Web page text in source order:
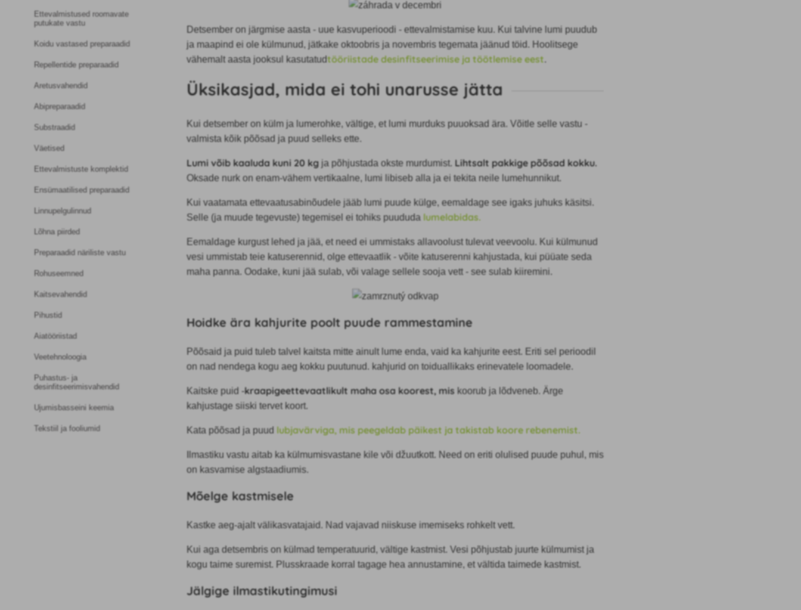
Ettevalmistused roomavate
putukate vastu
Koidu vastased preparaadid
Repellentide preparaadid
Aretusvahendid
Abipreparaadid
Substraadid
Väetised
Ettevalmistuste komplektid
Ensümaatilised preparaadid
Linnupelgulinnud
Lõhna piirded
Preparaadid näriliste vastu
Rohuseemned
Kaitsevahendid
Pihustid
Aiatööriistad
Veetehnoloogia
Puhastus- ja
desinfitseerimisvahendid
Ujumisbasseini keemia
Tekstiil ja fooliumid
Detsember on järgmise aasta - uue kasvuperioodi - ettevalmistamise kuu. Kui talvine lumi puudub
ja maapind ei ole külmunud, jätkake oktoobris ja novembris tegemata jäänud töid. Hoolitsege
vähemaltaasta jooksul kasutatudtööriistade desinfitseerimise ja töötlemise eest.
Üksikasjad, mida ei tohi unarusse jätta
Kui detsember on külm ja lumerohke, vältige, et lumi murduks puuoksad ära. Võitle selle vastu -
valmista kõik põõsad ja puud selleks ette.
Lumi võib kaaluda kuni 20 kgja põhjustada okste murdumist. Lihtsalt pakkige põõsad kokku.
Oksade nurk on enam-vähem vertikaalne, lumi libiseb alla ja ei tekita neile lumehunnikut.
Kui vaatamata ettevaatusabinõudele jääb lumi puude külge, eemaldage see igaks juhuks käsitsi.
Selle (ja muude tegevuste) tegemisel ei tohiks puududa lumelabidas.
Eemaldage kurgust lehed ja jää, et need ei ummistaks allavoolust tulevat veevoolu. Kui külmunud
vesi ummistab teie katuserennid, olge ettevaatlik - võite katuserenni kahjustada, kui püüate seda
maha panna. Oodake, kuni jää sulab, või valage sellele sooja vett - see sulab kiiremini.
Hoidke ära kahjurite poolt puude rammestamine
Põõsaid ja puid tuleb talvel kaitsta mitte ainult lume enda, vaid ka kahjurite eest. Eriti sel perioodil
on nad nendega kogu aeg kokku puutunud. kahjurid on toiduallikaks erinevatele loomadele.
Kaitske puid -kraapigeettevaatlikult maha osa koorest, mis koorub ja lõdveneb. Ärge
kahjustage siiski tervet koort.
Kata põõsad ja puud lubjavärviga, mis peegeldab päikest ja takistab koore rebenemist.
Ilmastiku vastu aitab ka külmumisvastane kile või džuutkott. Need on eriti olulised puude puhul, mis
on kasvamise algstaadiumis.
Mõelge kastmisele
Kastke aeg-ajalt välikasvatajaid. Nad vajavad niiskuse imemiseks rohkelt vett.
Kui aga detsembris on külmad temperatuurid, vältige kastmist. Vesi põhjustab juurte külmumist ja
kogu taime suremist. Plusskraade korral tagage hea annustamine, et vältida taimede kastmist.
Jälgige ilmastikutingimusi